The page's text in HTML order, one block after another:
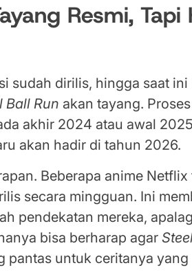
Resmi, Tapi
sudah dirilis, hingga saat ini
Ball Run akan tayang.
akhir 2024 atau awal
akan hadir di tahun 2026.
Beberapa anime Netflix
secara mingguan. Ini
pendekatan mereka,
bisa berharap agar
pantas untuk ceritanya yang